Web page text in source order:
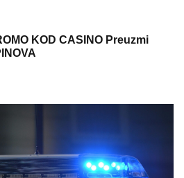
KOD CASINO Preuzmi